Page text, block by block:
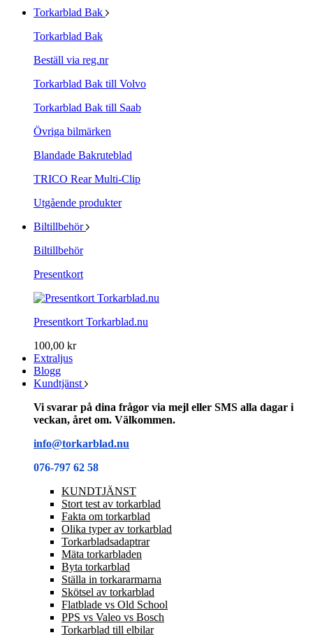
Torkarblad Bak
Torkarblad Bak
Beställ via reg.nr
Torkarblad Bak till Volvo
Torkarblad Bak till Saab
Övriga bilmärken
Blandade Bakruteblad
TRICO Rear Multi-Clip
Utgående produkter
Biltillbehör
Biltillbehör
Presentkort
Presentkort Torkarblad.nu
100,00 kr
Extraljus
Blogg
Kundtjänst
Vi svarar på dina frågor via mejl eller SMS alla dagar i
veckan, året om. Välkommen.
info@torkarblad.nu
076-797 62 58
KUNDTJÄNST
Stort test av torkarblad
Fakta om torkarblad
Olika typer av torkarblad
Torkarbladsadaptrar
Mäta torkarbladen
Byta torkarblad
Ställa in torkararmarna
Skötsel av torkarblad
Flatblade vs Old School
PPS vs Valeo vs Bosch
Torkarblad till elbilar